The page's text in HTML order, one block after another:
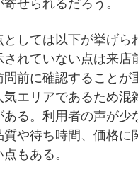
せられるだろう。
しては以下が挙げら
れていない点は来店
前に確認することが
気エリアであるため混
る。利用者の声が少
質や待ち時間、価格に
もある。